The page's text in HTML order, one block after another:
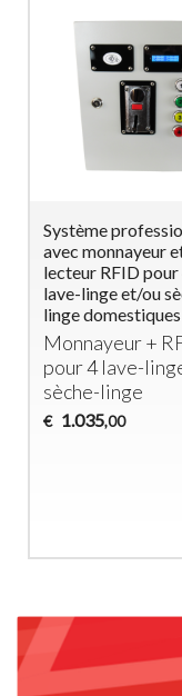
Monnayeur
Électronique pour
Machine à Laver
Domestique (Max
1900W) – Idéal
B&B et
d’Hébergement
Monnayeur
Électronique
Machine à Laver